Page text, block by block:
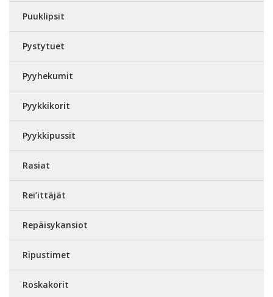
Puuklipsit
Pystytuet
Pyyhekumit
Pyykkikorit
Pyykkipussit
Rasiat
Rei’ittäjät
Repäisykansiot
Ripustimet
Roskakorit